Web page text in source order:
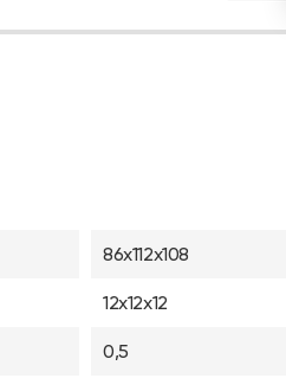
86х112х108
12х12х12
0,5